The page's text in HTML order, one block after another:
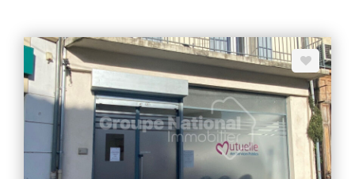
2400€ Honoraires 1200€